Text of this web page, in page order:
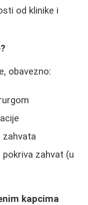
od klinike i
obavezno:
zahvat (u
kapcima